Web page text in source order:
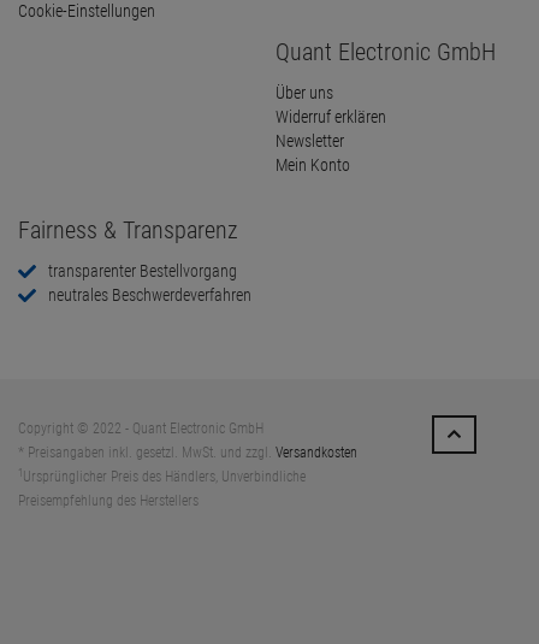
Cookie-Einstellungen
Quant Electronic GmbH
Über uns
Widerruf erklären
Newsletter
Mein Konto
Fairness & Transparenz
transparenter Bestellvorgang
neutrales Beschwerdeverfahren
Copyright © 2022 - Quant Electronic GmbH
* Preisangaben inkl. gesetzl. MwSt. und zzgl. Versandkosten
Ursprünglicher Preis des Händlers, Unverbindliche
Preisempfehlung des Herstellers